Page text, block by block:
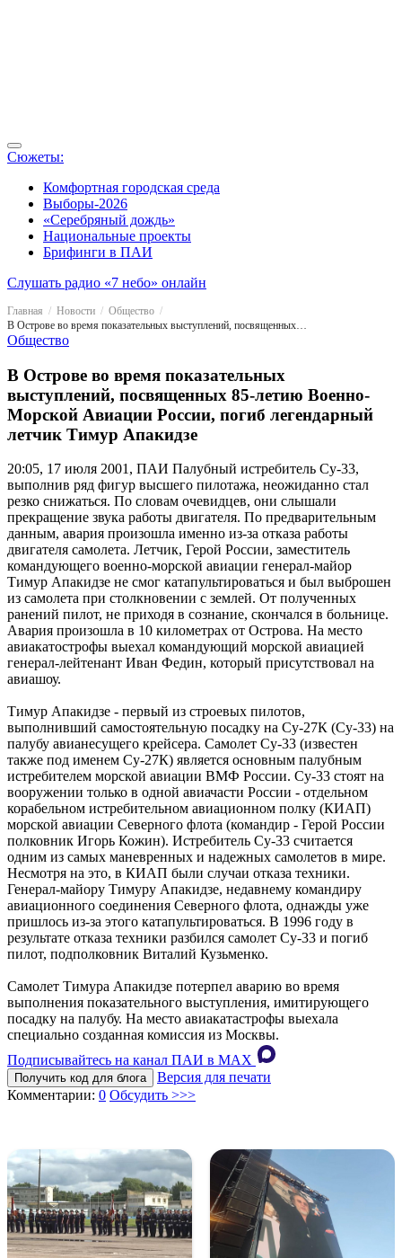
Сюжеты:
Комфортная городская среда
Выборы-2026
«Серебряный дождь»
Национальные проекты
Брифинги в ПАИ
Слушать радио «7 небо» онлайн
Главная Новости
Общество
В Острове во время показательных выступлений, посвященных 85-летию Военно-Морской Авиации России, погиб легендарный летчик Тимур Апакидзе
Общество
В Острове во время показательных
выступлений, посвященных 85-летию Военно-
Морской Авиации России, погиб легендарный
летчик Тимур Апакидзе
20:05, 17 июля 2001, ПАИ Палубный истребитель Су-33,
выполнив ряд фигур высшего пилотажа, неожиданно стал
резко снижаться. По словам очевидцев, они слышали
прекращение звука работы двигателя. По предварительным
данным, авария произошла именно из-за отказа работы
двигателя самолета. Летчик, Герой России, заместитель
командующего военно-морской авиации генерал-майор
Тимур Апакидзе не смог катапультироваться и был выброшен
из самолета при столкновении с землей. От полученных
ранений пилот, не приходя в сознание, скончался в больнице.
Авария произошла в 10 километрах от Острова. На место
авиакатострофы выехал командующий морской авиацией
генерал-лейтенант Иван Федин, который присутствовал на
авиашоу.
Тимур Апакидзе - первый из строевых пилотов,
выполнивший самостоятельную посадку на Су-27К (Су-33) на
палубу авианесущего крейсера. Самолет Су-33 (известен
также под именем Су-27К) является основным палубным
истребителем морской авиации ВМФ России. Су-33 стоят на
вооружении только в одной авиачасти России - отдельном
корабельном истребительном авиационном полку (КИАП)
морской авиации Северного флота (командир - Герой России
полковник Игорь Кожин). Истребитель Су-33 считается
одним из самых маневренных и надежных самолетов в мире.
Несмотря на это, в КИАП были случаи отказа техники.
Генерал-майору Тимуру Апакидзе, недавнему командиру
авиационного соединения Северного флота, однажды уже
пришлось из-за этого катапультироваться. В 1996 году в
результате отказа техники разбился самолет Су-33 и погиб
пилот, подполковник Виталий Кузьменко.
Самолет Тимура Апакидзе потерпел аварию во время
выполнения показательного выступления, имитирующего
посадку на палубу. На место авиакатастрофы выехала
специально созданная комиссия из Москвы.
Подписывайтесь на канал ПАИ в MAХ
Получить код для блога
Версия для печати
Комментарии: 0 Обсудить >>>